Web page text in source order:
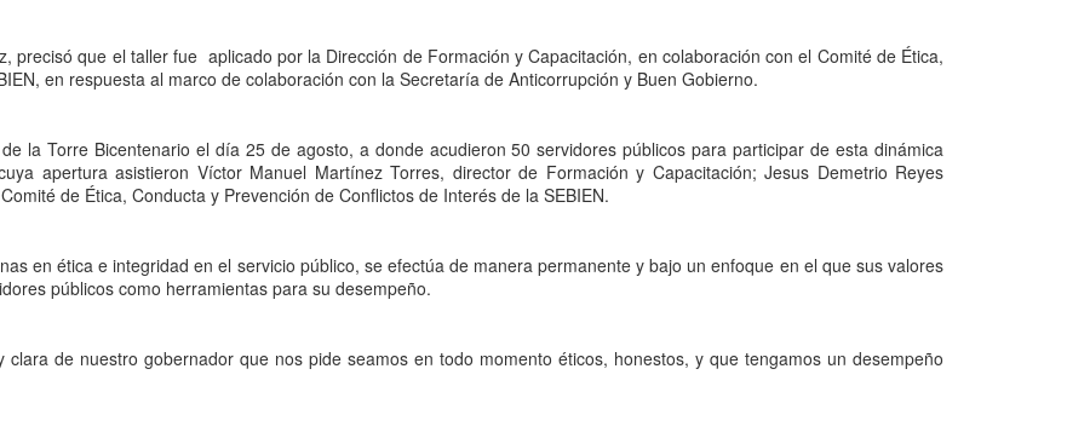
precisó que el taller fue aplicado por la Dirección de Formación y Capacitación, en colaboración con el Comité de Ética,
en respuesta al marco de colaboración con la Secretaría de Anticorrupción y Buen Gobierno.
la Torre Bicentenario el día 25 de agosto, a donde acudieron 50 servidores públicos para participar de esta dinámica
apertura asistieron Víctor Manuel Martínez Torres, director de Formación y Capacitación; Jesus Demetrio Reyes
de Ética, Conducta y Prevención de Conflictos de Interés de la SEBIEN.
en ética e integridad en el servicio público, se efectúa de manera permanente y bajo un enfoque en el que sus valores
públicos como herramientas para su desempeño.
clara de nuestro gobernador que nos pide seamos en todo momento éticos, honestos, y que tengamos un desempeño